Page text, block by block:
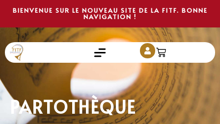
BIENVENUE SUR LE NOUVEAU SITE DE LA FITF. BONNE
NAVIGATION !
PARTOTHÈQUE